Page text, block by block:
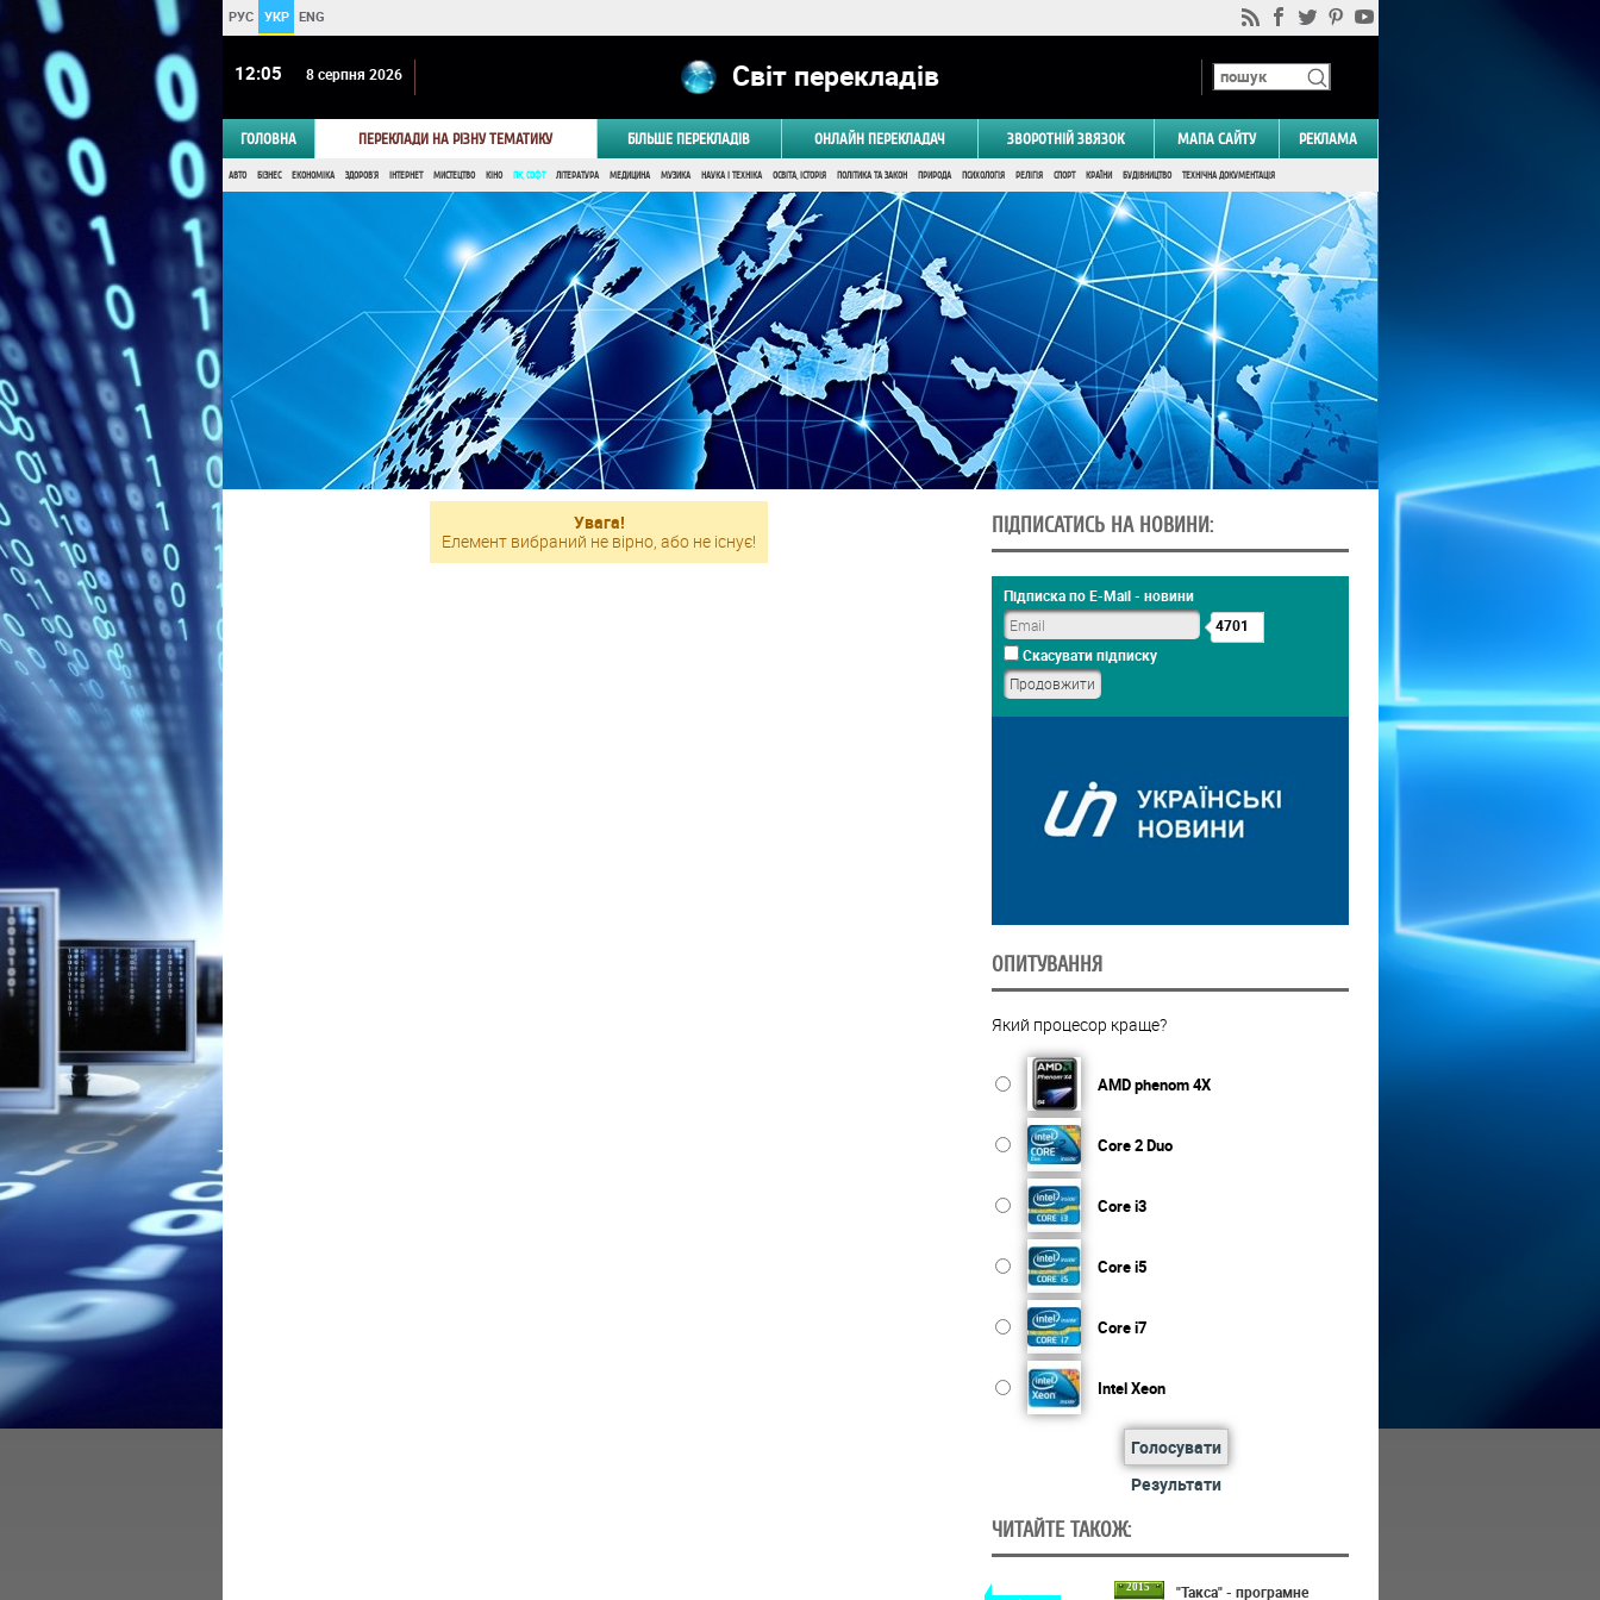
РУС УКР ENG
12 05 8 серпня 2026 Світ перекладів
ГОЛОВНА ПЕРЕКЛАДИ НА РІЗНУ ТЕМАТИКУ БІЛЬШЕ ПЕРЕКЛАДІВ ОНЛАЙН ПЕРЕКЛАДАЧ ЗВОРОТНІЙ ЗВЯЗОК МАПА САЙТУ РЕКЛАМА
АВТО БІЗНЕС ЕКОНОМІКА ЗДОРОВ'Я ІНТЕРНЕТ МИСТЕЦТВО КІНО ПК, СОФТ ЛІТЕРАТУРА МЕДИЦИНА МУЗИКА НАУКА І ТЕХНІКА ОСВІТА, ІСТОРІЯ ПОЛІТИКА ТА ЗАКОН ПРИРОДА ПСИХОЛОГІЯ РЕЛІГІЯ СПОРТ КРАЇНИ БУДІВНИЦТВО ТЕХНІЧНА ДОКУМЕНТАЦІЯ
Увага!
Елемент вибраний не вірно, або не існує!
ПІДПИСАТИСЬ НА НОВИНИ:
Підписка по E-Mail - новини
4701
Скасувати підписку
ОПИТУВАННЯ
Який процесор краще?
AMD phenom 4X
Core 2 Duo
Core i3
Core i5
Core i7
Intel Xeon
Голосувати
Результати
ЧИТАЙТЕ ТАКОЖ:
2015
"Такса" - програмне